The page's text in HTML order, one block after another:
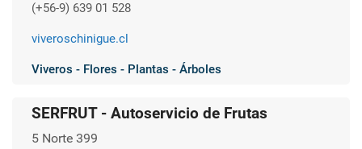
(+56-9) 639 01 528
viveroschinigue.cl
Viveros - Flores - Plantas - Árboles
SERFRUT - Autoservicio de Frutas
5 Norte 399